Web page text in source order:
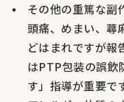
その他の重篤な副
頭痛、めまい、蕁
どはまれですが報
はPTP包装の誤飲
す」指導が重要で